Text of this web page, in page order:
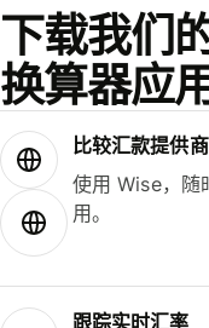
下载我们
换算器应用
比较汇款提供商
使用 Wise，随
用。
跟踪实时汇率